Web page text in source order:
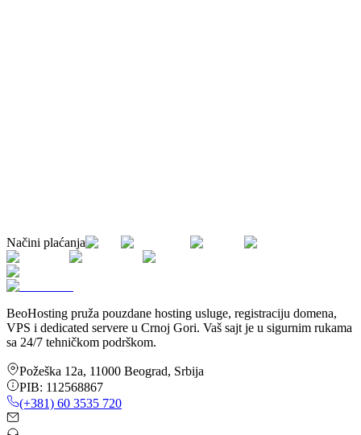
Načini plaćanja
BeoHosting pruža pouzdane hosting usluge, registraciju domena,
VPS i dedicated servere u Crnoj Gori. Vaš sajt je u sigurnim rukama
sa 24/7 tehničkom podrškom.
Požeška 12a, 11000 Beograd, Srbija
PIB: 112568867
(+381) 60 3535 720